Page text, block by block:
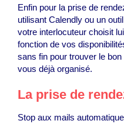
Enfin pour la prise de
utilisant Calendly ou un
votre interlocuteur choisit
fonction de vos
sans fin pour trouver le
vous déjà organisé.
La prise de
Stop aux mails